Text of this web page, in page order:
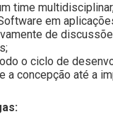
time
em
de
o ciclo de
a concepção até a